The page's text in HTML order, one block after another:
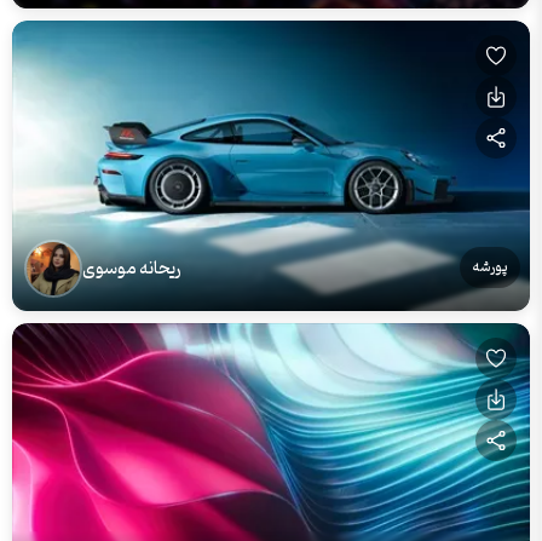
پورشه ریحانه موسوی